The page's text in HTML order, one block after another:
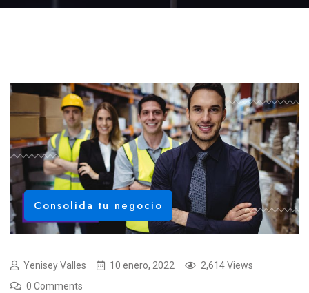
Consolida tu negocio
Yenisey Valles 10 enero, 2022
2,614 Views
0 Comments